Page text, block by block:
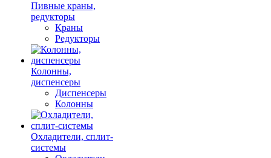
Пивные краны,
редукторы
Краны
Редукторы
Колонны,
диспенсеры
Диспенсеры
Колонны
Охладители, сплит-
системы